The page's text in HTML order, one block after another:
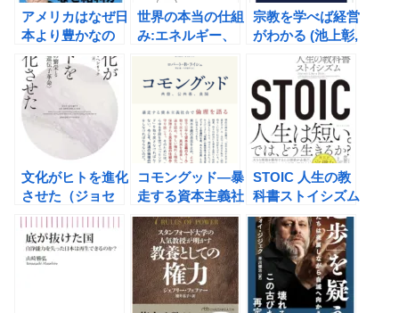
アメリカはなぜ日
本より豊かなの
か？（野口悠紀
雄）の書評
世界の本当の仕組
み:エネルギー、
食料、材料、 グ
ローバル化 、リ
スク、環境、そし
て未来(バーツラ
フ・シュミル)の
書評
宗教を学べば経営
がわかる (池上彰,
入山章栄）の書評
文化がヒトを進化
させた（ジョセ
フ・ヘンリック）
の書評
コモングッド―暴
走する資本主義社
会で倫理を語る
（ロバート・Ｂ・
ライシュ）の書評
STOIC 人生の教
科書ストイシズム
（ブリタニー・ポ
ラット）の書評